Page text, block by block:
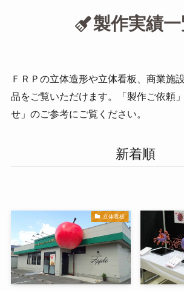
製作実績
ＦＲＰの立体造形や立体看板、商業施
品をご覧いただけます。「製作ご依頼
せ」のご参考にご覧ください。
新着順
立体看板